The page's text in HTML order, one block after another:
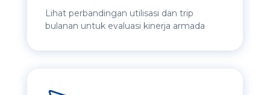
Lihat perbandingan utilisasi dan trip
bulanan untuk evaluasi kinerja armada